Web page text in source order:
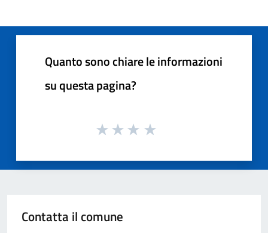
Quanto sono chiare le informazioni
su questa pagina?
Contatta il comune